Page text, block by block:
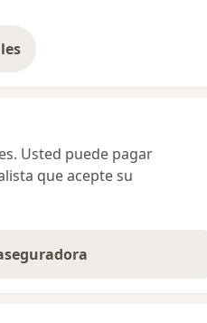
Usted puede pagar
que acepte su